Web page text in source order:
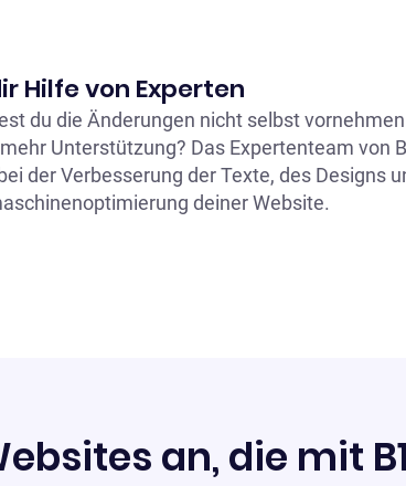
Hilfe von Experten
du die Änderungen nicht selbst
Unterstützung? Das Expertenteam von
der Verbesserung der Texte, des Designs
deiner Website.
an, die mit